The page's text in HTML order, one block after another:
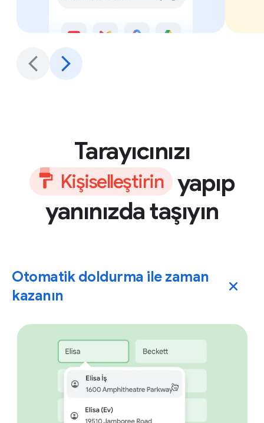
Tarayıcınızı
Kişiselleştirin yapıp
yanınızda taşıyın
Otomatik doldurma ile zaman
kazanın